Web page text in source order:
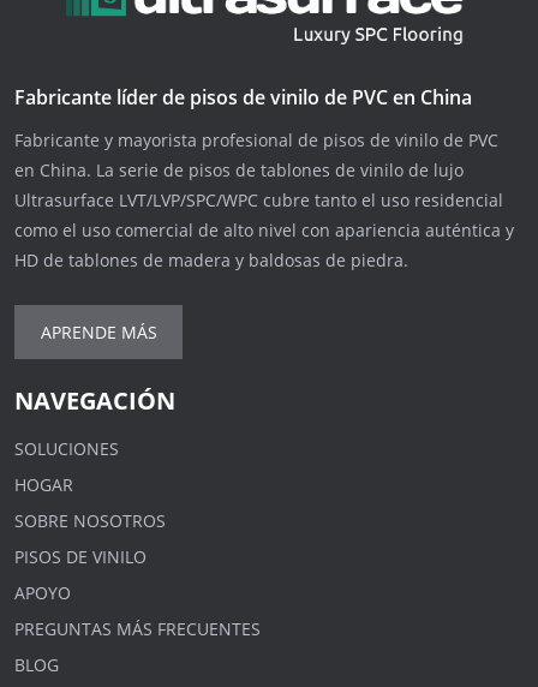
Fabricante líder de pisos de vinilo de PVC en China
Fabricante y mayorista profesional de pisos de vinilo de PVC
en China. La serie de pisos de tablones de vinilo de lujo
Ultrasurface LVT/LVP/SPC/WPC cubre tanto el uso residencial
como el uso comercial de alto nivel con apariencia auténtica y
HD de tablones de madera y baldosas de piedra.
APRENDE MÁS
NAVEGACIÓN
SOLUCIONES
HOGAR
SOBRE NOSOTROS
PISOS DE VINILO
APOYO
PREGUNTAS MÁS FRECUENTES
BLOG